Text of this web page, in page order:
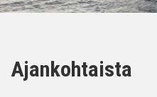
Ajankohtaista